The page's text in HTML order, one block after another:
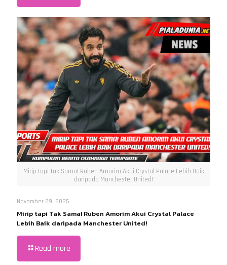
Mirip tapi Tak Sama! Ruben Amorim Akui Crystal Palace Lebih Baik
daripada Manchester United!
November 29, 2025
Mirip tapi Tak Sama! Ruben Amorim Akui Crystal Palace
Lebih Baik daripada Manchester United!
Read more